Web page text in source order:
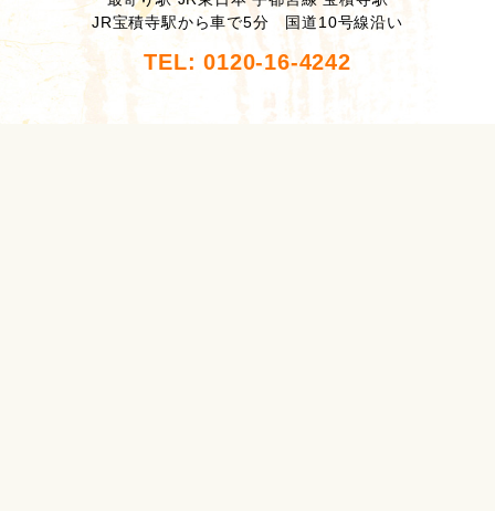
JR宝積寺駅から車で5分 国道10号線沿い
TEL: 0120-16-4242